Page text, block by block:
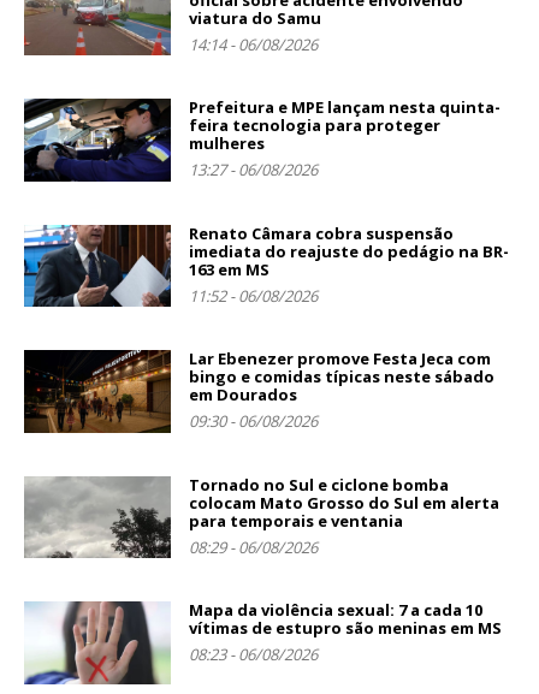
viatura do Samu
14:14 - 06/08/2026
Prefeitura e MPE lançam nesta quinta-
feira tecnologia para proteger
mulheres
13:27 - 06/08/2026
Renato Câmara cobra suspensão
imediata do reajuste do pedágio na BR-
163 em MS
11:52 - 06/08/2026
Lar Ebenezer promove Festa Jeca com
bingo e comidas típicas neste sábado
em Dourados
09:30 - 06/08/2026
Tornado no Sul e ciclone bomba
colocam Mato Grosso do Sul em alerta
para temporais e ventania
08:29 - 06/08/2026
Mapa da violência sexual: 7 a cada 10
vítimas de estupro são meninas em MS
08:23 - 06/08/2026